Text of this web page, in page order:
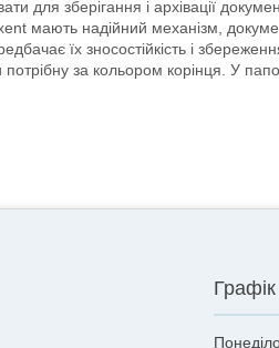
для зберігання і архівації
мають надійний механізм,
їх зносостійкість і
потрібну за кольором корінця. У